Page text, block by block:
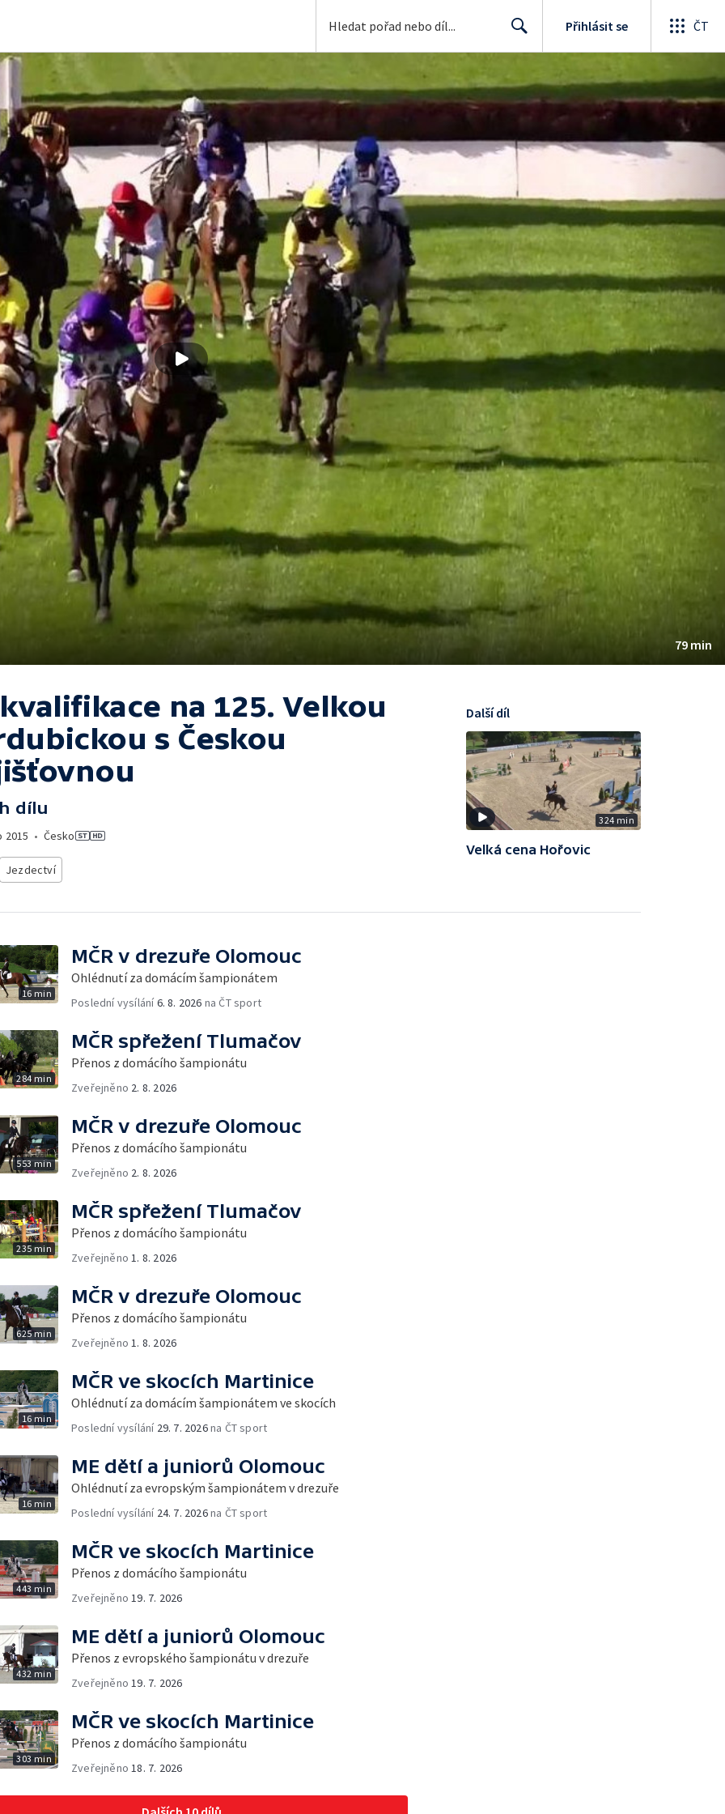
Přihlásit se ČT
79 min
na 125. Velkou
s Českou
dílu
2015 • Česko
Jezdectví
324 min
Další díl
Velká cena Hořovic
16 min
MČR v drezuře Olomouc
Ohlédnutí za domácím šampionátem
Poslední vysílání6. 8. 2026 na ČT sport
284 min
MČR spřežení Tlumačov
Přenos z domácího šampionátu
Zveřejněno 2. 8. 2026
553 min
MČR v drezuře Olomouc
Přenos z domácího šampionátu
Zveřejněno 2. 8. 2026
235 min
MČR spřežení Tlumačov
Přenos z domácího šampionátu
Zveřejněno1. 8. 2026
625 min
MČR v drezuře Olomouc
Přenos z domácího šampionátu
Zveřejněno1. 8. 2026
16 min
MČR ve skocích Martinice
Ohlédnutí za domácím šampionátem ve skocích
Poslední vysílání 29. 7. 2026na ČT sport
16 min
ME dětí a juniorů Olomouc
Ohlédnutí za evropským šampionátem v drezuře
Poslední vysílání 24. 7. 2026na ČT sport
443 min
MČR ve skocích Martinice
Přenos z domácího šampionátu
Zveřejněno19. 7. 2026
432 min
ME dětí a juniorů Olomouc
Přenos z evropského šampionátu v drezuře
Zveřejněno19. 7. 2026
303 min
MČR ve skocích Martinice
Přenos z domácího šampionátu
Zveřejněno18. 7. 2026